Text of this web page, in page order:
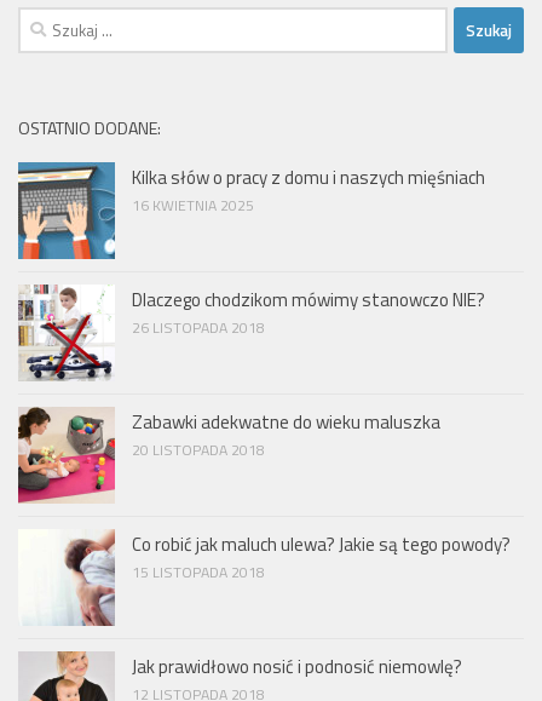
Szukaj:
OSTATNIO DODANE:
Kilka słów o pracy z domu i naszych mięśniach
16 KWIETNIA 2025
Dlaczego chodzikom mówimy stanowczo NIE?
26 LISTOPADA 2018
Zabawki adekwatne do wieku maluszka
20 LISTOPADA 2018
Co robić jak maluch ulewa? Jakie są tego powody?
15 LISTOPADA 2018
Jak prawidłowo nosić i podnosić niemowlę?
12 LISTOPADA 2018